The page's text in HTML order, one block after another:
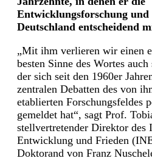
Entwicklungsforschung
Deutschland entscheidend
„Mit ihm verlieren wir einen
besten Sinne des Wortes
der sich seit den 1960er
zentralen Debatten des von
etablierten Forschungsfeldes
gemeldet hat“, sagt Prof.
stellvertretender Direktor des
Entwicklung und Frieden
Doktorand von Franz